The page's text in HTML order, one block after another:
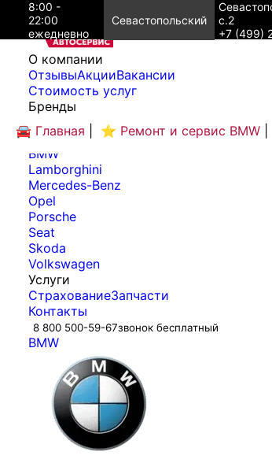
8:00 -
22:00
ежедневно
Севастопольский
с.2
+7 (499)
O компании
ОтзывыАкцииВакансии
Cтоимость услуг
Бренды
Audi
Bentley
BMW
Lamborghini
Mercedes-Benz
Opel
Porsche
Seat
Skoda
Volkswagen
Услуги
СтрахованиеЗапчасти
Контакты
8 800 500-59-67звонок бесплатный
🚘 Главная ⭐ Ремонт и сервис BMW
BMW